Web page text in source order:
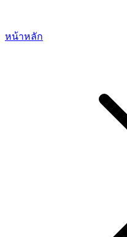
หน้าหลัก